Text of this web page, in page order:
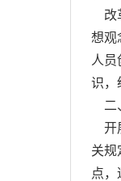
改
想观
人
识，
二
开
关规
点，